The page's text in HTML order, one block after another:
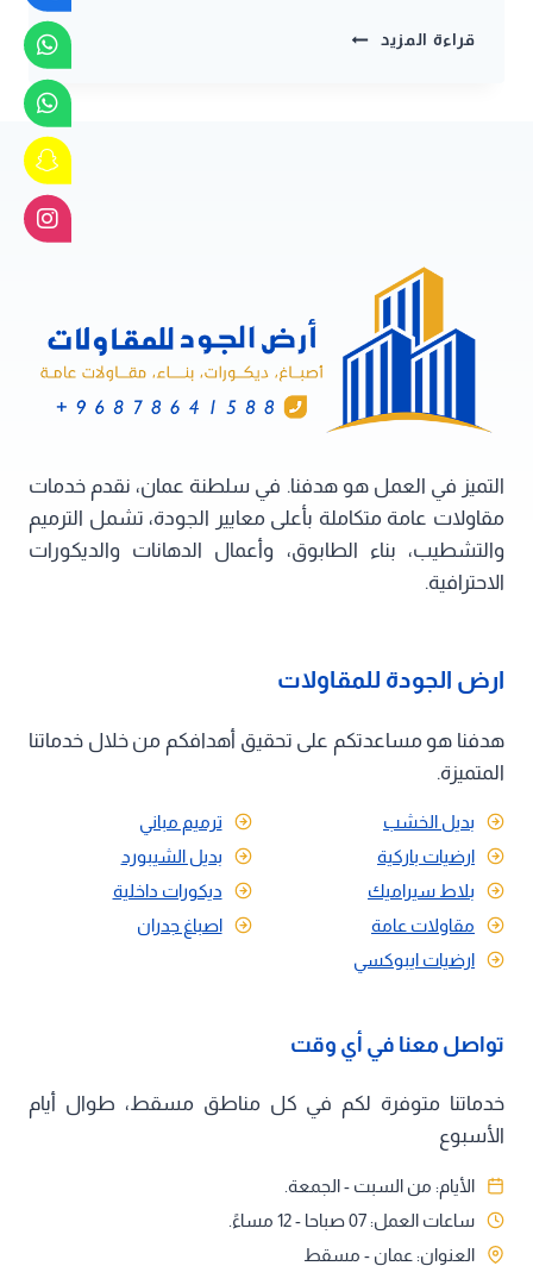
قراءة المزيد
تركيب
مسقط
التميز في العمل هو هدفنا. في سلطنة عمان، نقدم خدمات
مقاولات عامة متكاملة بأعلى معايير الجودة، تشمل الترميم
والتشطيب، بناء الطابوق، وأعمال الدهانات والديكورات
الاحترافية.
ارض الجودة للمقاولات
هدفنا هو مساعدتكم على تحقيق أهدافكم من خلال خدماتنا
المتميزة.
بديل الخشب
ترميم مباني
ارضيات باركية
بديل الشيبورد
بلاط سيراميك
ديكورات داخلية
مقاولات عامة
اصباغ جدران
ارضيات ايبوكسي
تواصل معنا في أي وقت
خدماتنا متوفرة لكم في كل مناطق مسقط، طوال أيام
الأسبوع
الأيام: من السبت - الجمعة.
ساعات العمل: 07 صباحا - 12 مساءً.
العنوان: عمان - مسقط